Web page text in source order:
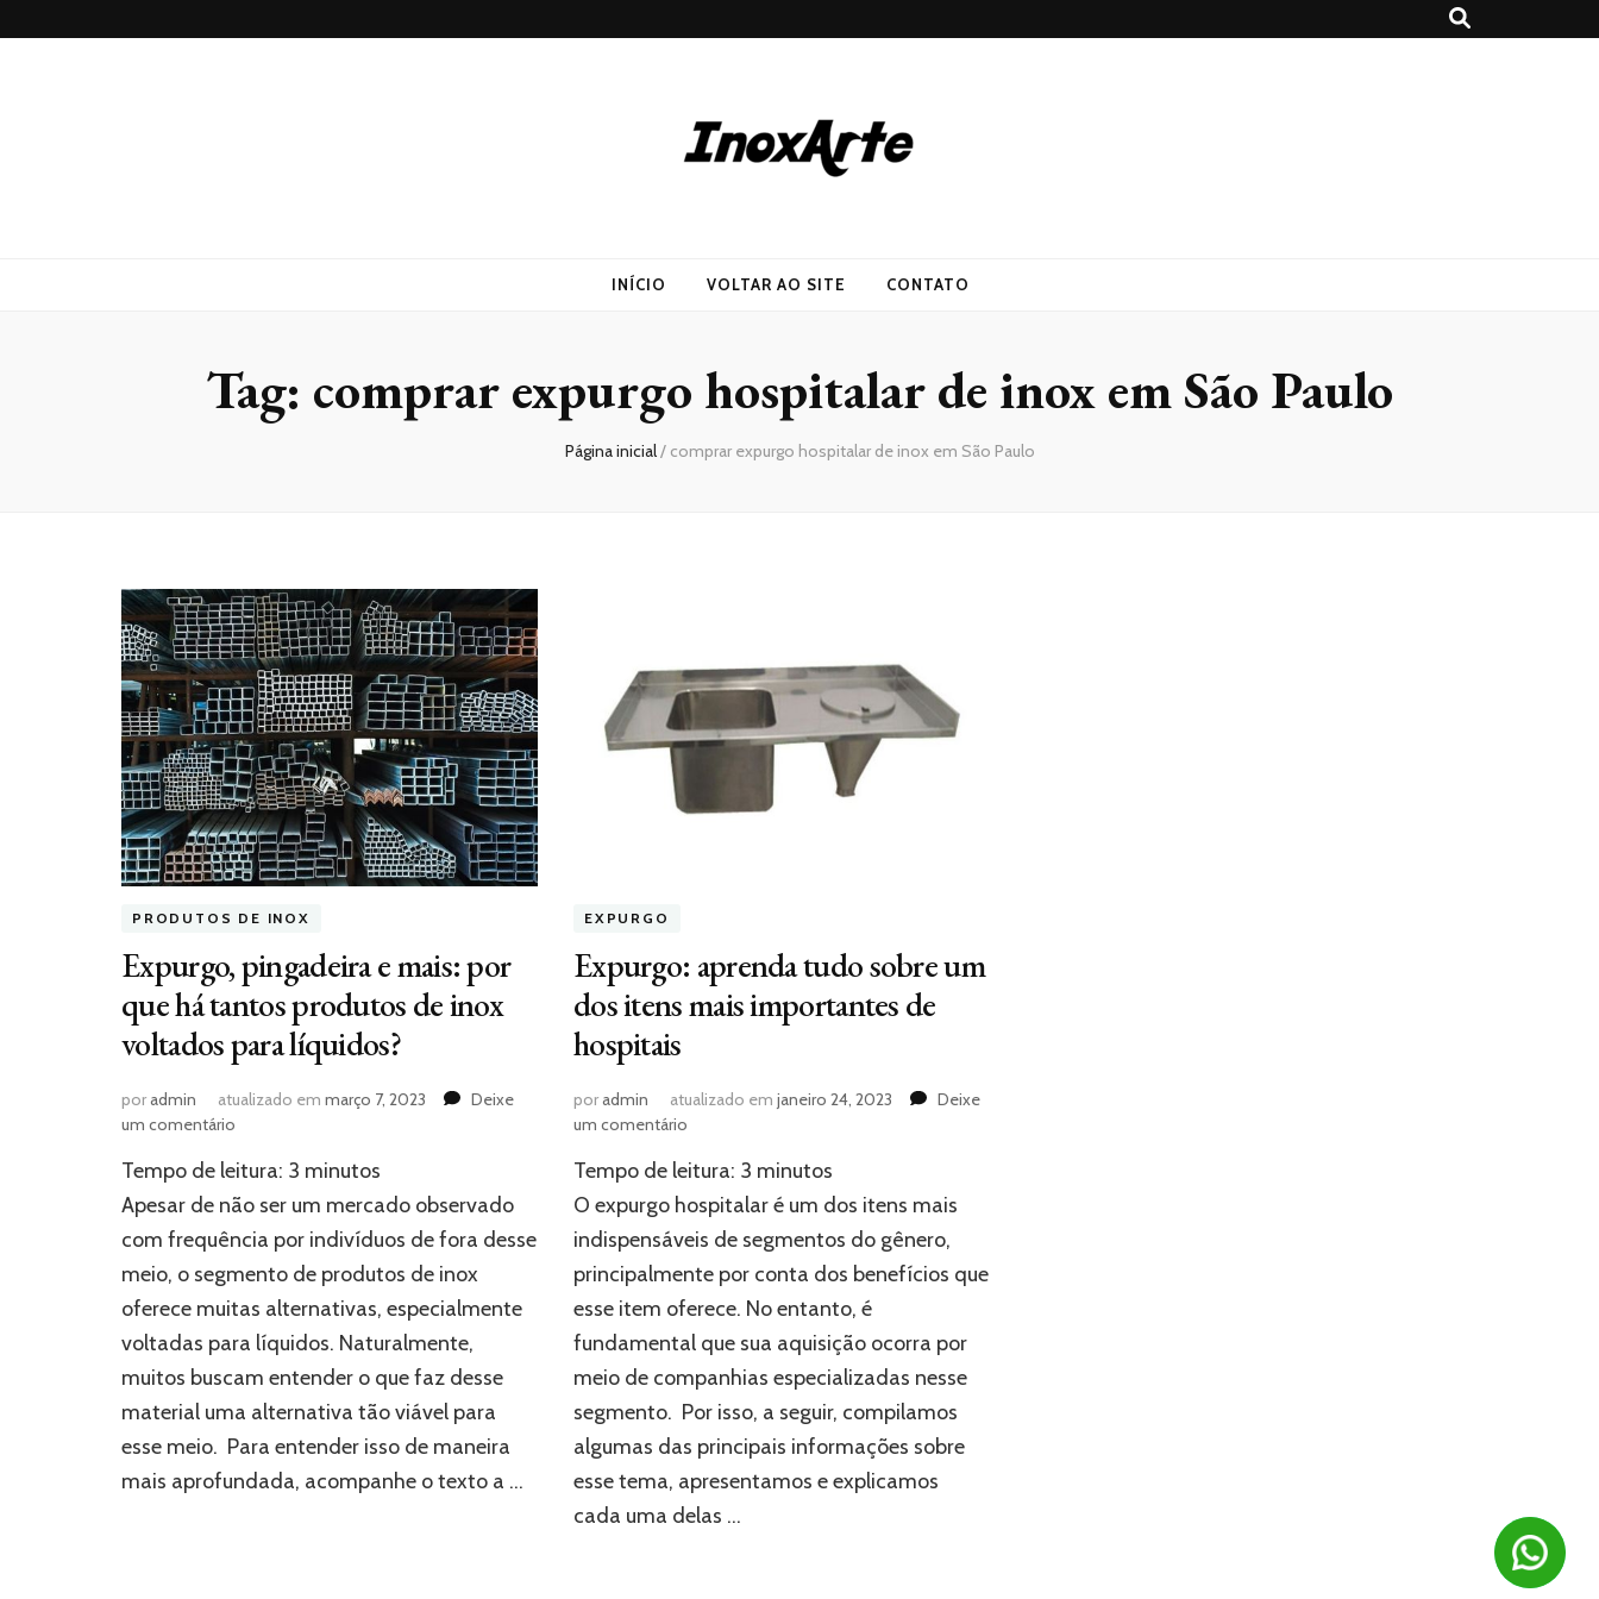
INÍCIO VOLTAR AO SITE CONTATO
Tag: comprar expurgo hospitalar de inox em São Paulo
Página inicial/ comprar expurgo hospitalar de inox em São Paulo
PRODUTOS DE INOX
Expurgo, pingadeira e mais: por
que há tantos produtos de inox
voltados para líquidos?
poradmin atualizado em março 7, 2023
Deixe
um comentário
pingadeira
e
por
que
há
tantos
produtos
de
voltados
para
líquidos?
Tempo de leitura: 3 minutos
Apesar de não ser um mercado observado
com frequência por indivíduos de fora desse
meio, o segmento de produtos de inox
oferece muitas alternativas, especialmente
voltadas para líquidos. Naturalmente,
muitos buscam entender o que faz desse
material uma alternativa tão viável para
esse meio. Para entender isso de maneira
mais aprofundada, acompanhe o texto a …
EXPURGO
Expurgo: aprenda tudo sobre um
dos itens mais importantes de
hospitais
poradmin atualizado em janeiro 24, 2023
Deixe
um comentárioem
aprenda
tudo
sobre
um
dos
mais
importantes
de
Tempo de leitura: 3 minutos
O expurgo hospitalar é um dos itens mais
indispensáveis de segmentos do gênero,
principalmente por conta dos benefícios que
esse item oferece. No entanto, é
fundamental que sua aquisição ocorra por
meio de companhias especializadas nesse
segmento. Por isso, a seguir, compilamos
algumas das principais informações sobre
esse tema, apresentamos e explicamos
cada uma delas …